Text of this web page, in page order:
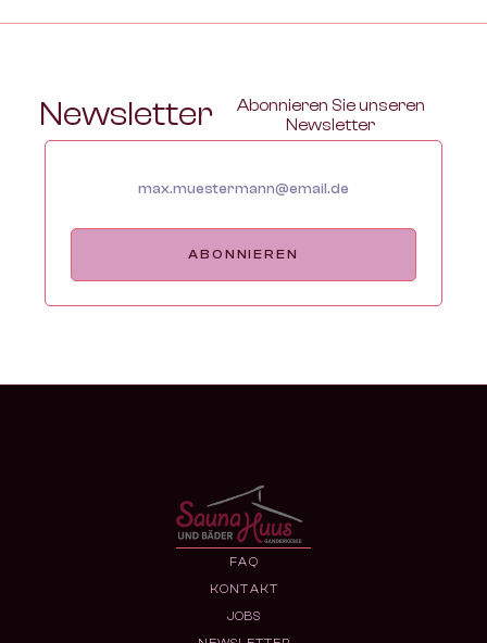
Newsletter
Abonnieren Sie unseren
Newsletter
FAQ
KONTAKT
JOBS